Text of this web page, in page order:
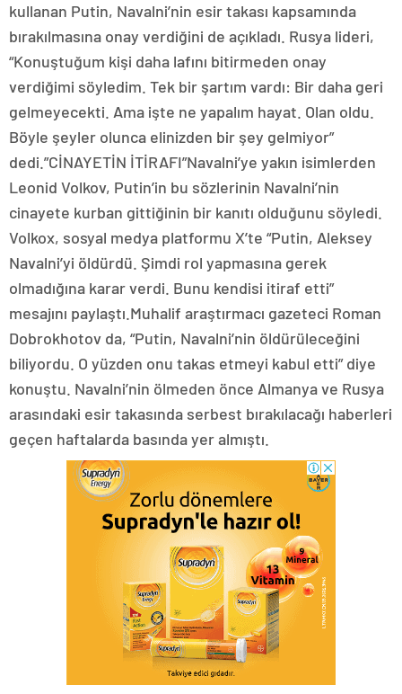
kullanan Putin, Navalni’nin esir takası kapsamında
bırakılmasına onay verdiğini de açıkladı. Rusya lideri,
“Konuştuğum kişi daha lafını bitirmeden onay
verdiğimi söyledim. Tek bir şartım vardı: Bir daha geri
gelmeyecekti. Ama işte ne yapalım hayat. Olan oldu.
Böyle şeyler olunca elinizden bir şey gelmiyor”
dedi.”CİNAYETİN İTİRAFI”Navalni’ye yakın isimlerden
Leonid Volkov, Putin’in bu sözlerinin Navalni’nin
cinayete kurban gittiğinin bir kanıtı olduğunu söyledi.
Volkox, sosyal medya platformu X’te “Putin, Aleksey
Navalni’yi öldürdü. Şimdi rol yapmasına gerek
olmadığına karar verdi. Bunu kendisi itiraf etti”
mesajını paylaştı.Muhalif araştırmacı gazeteci Roman
Dobrokhotov da, “Putin, Navalni’nin öldürüleceğini
biliyordu. O yüzden onu takas etmeyi kabul etti” diye
konuştu. Navalni’nin ölmeden önce Almanya ve Rusya
arasındaki esir takasında serbest bırakılacağı haberleri
geçen haftalarda basında yer almıştı.